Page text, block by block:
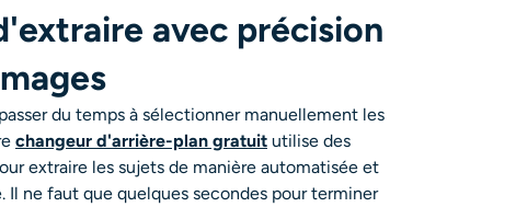
avec précision
du temps à sélectionner manuellement les
changeur d'arrière-plan gratuit utilise des
extraire les sujets de manière automatisée et
Il ne faut que quelques secondes pour terminer